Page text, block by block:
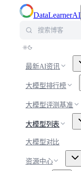
DataLearnerAI
最新AI资讯
大模型排行榜
大模型评测基准
大模型列表
大模型对比
资源中心